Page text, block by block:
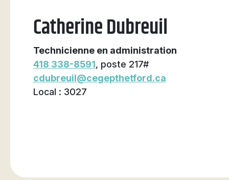
Catherine Dubreuil
Technicienne en administration
418 338-8591, poste 217#
cdubreuil@cegepthetford.ca
Local : 3027